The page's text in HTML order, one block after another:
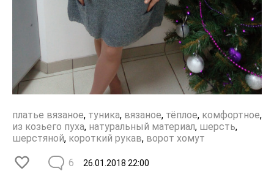
платье вязаное, туника, вязаное, тёплое, комфортное,
из козьего пуха, натуральный материал, шерсть,
шерстяной, короткий рукав, ворот хомут
26.01.2018 22:00
6